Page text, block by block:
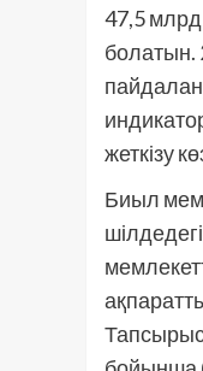
47,5 млрд
жеткізу
Биыл